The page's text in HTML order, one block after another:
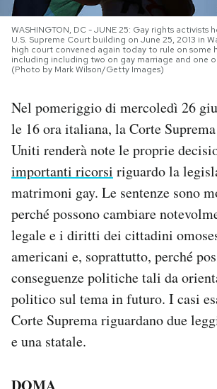
I MIEI PREFERITI
SHOP
CALENDARIO
AREA PERSONALE
Area Personale
Newsletter
Notifiche mobile
Regala il Post
Hai bisogno di aiuto?
WASHINGTON, DC - JUNE 25: Gay rights activists
U.S. Supreme Court building on June 25, 2013 in
high court convened again today to rule on some
including including two on gay marriage and one
(Photo by Mark Wilson/Getty Images)
Nel pomeriggio di mercoledì 26
le 16 ora italiana, la Corte
Uniti renderà note le proprie
importanti ricorsi riguardo la
matrimoni gay. Le sentenze sono
perché possono cambiare
legale e i diritti dei cittadini
americani e, soprattutto, perché
conseguenze politiche tali da
politico sul tema in futuro. I casi
Corte Suprema riguardano due
e una statale.